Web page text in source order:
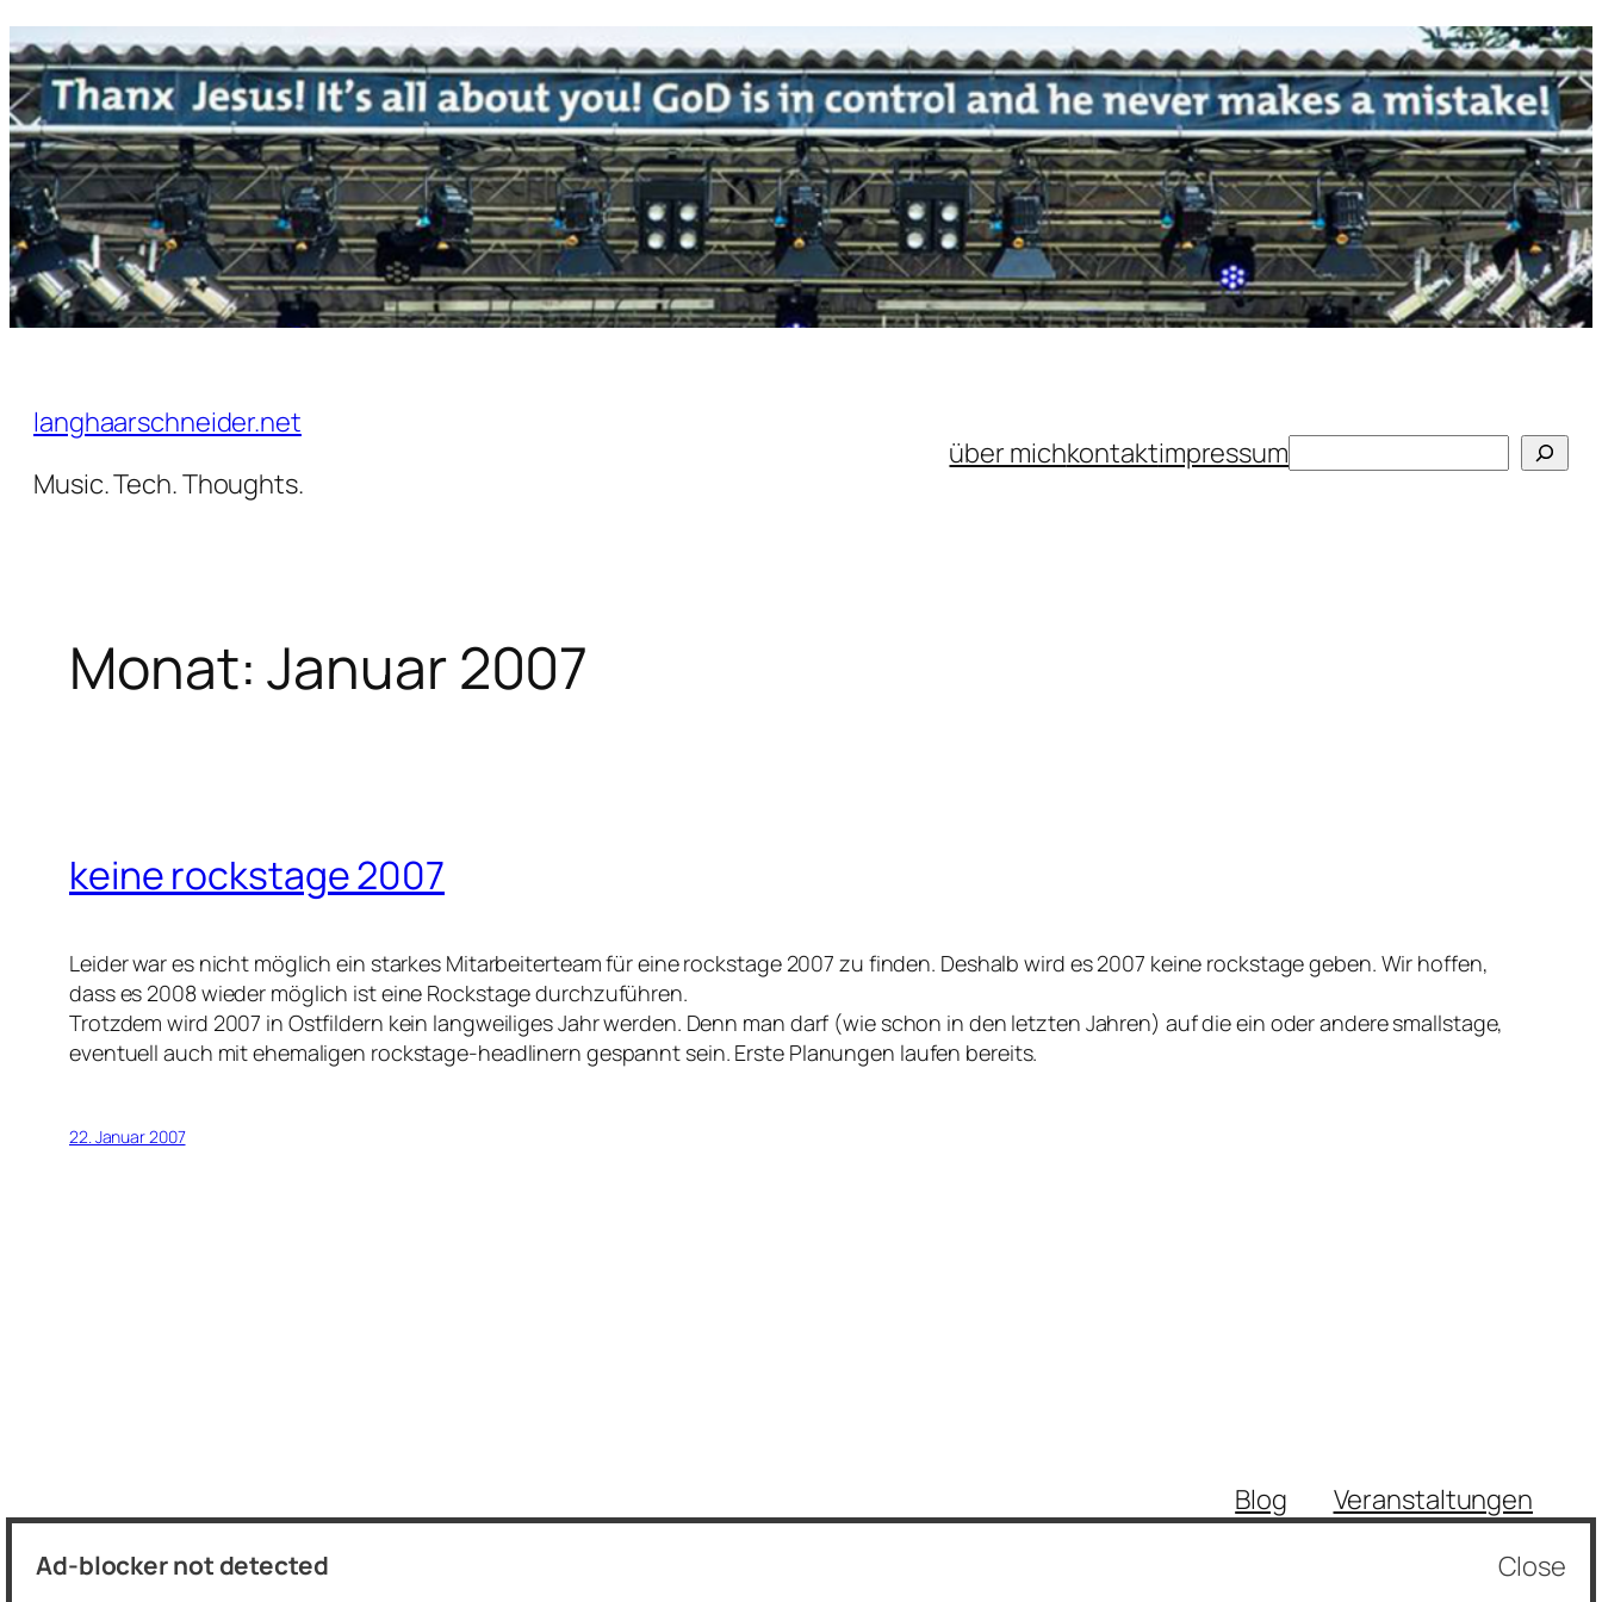
Zum
Inhalt
springen
langhaarschneider.net
Music. Tech. Thoughts.
über michkontaktimpressum
Monat:Januar 2007
keine rockstage 2007
Leider war es nicht möglich ein starkes Mitarbeiterteam für eine rockstage 2007 zu finden. Deshalb wird es 2007 keine rockstage geben. Wir hoffen,
dass es 2008 wieder möglich ist eine Rockstage durchzuführen.
Trotzdem wird 2007 in Ostfildern kein langweiliges Jahr werden. Denn man darf (wie schon in den letzten Jahren) auf die ein oder andere smallstage,
eventuell auch mit ehemaligen rockstage-headlinern gespannt sein. Erste Planungen laufen bereits.
22. Januar 2007
langhaarschneider.net
Blog
Über
Veranstaltungen
Shop
Close
Ad-blocker not detected